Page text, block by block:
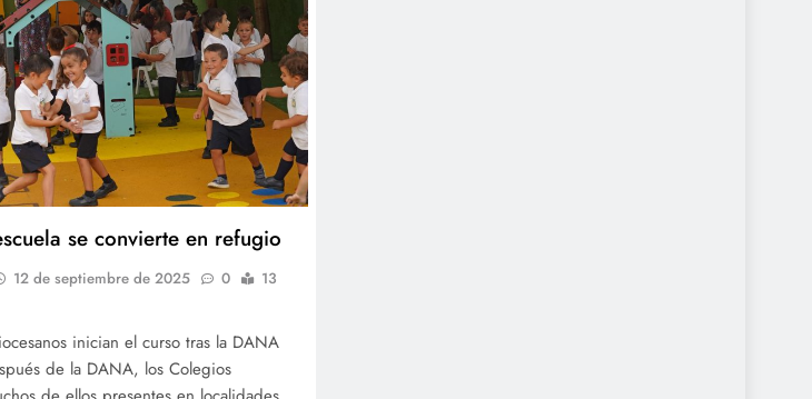
se convierte en refugio
12 de septiembre de 2025 0
13
inician el curso tras la DANA
de la DANA, los Colegios